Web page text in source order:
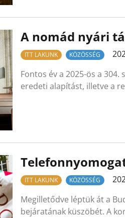
A nomád nyári
ITT LAKUNK KÖZÖSSÉG
Fontos év a 2025-ös a
eredeti alapítást, illetve a
ITT LAKUNK KÖZÖSSÉG
Megilletődve léptük át a
bejáratának küszöbét. A